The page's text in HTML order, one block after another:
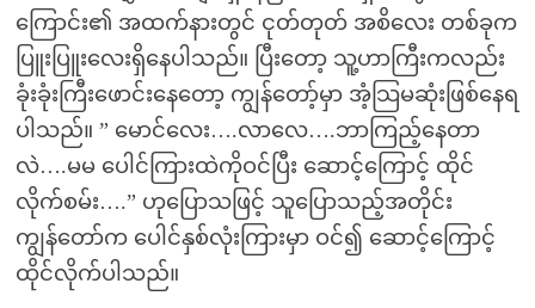
ကြောင်း၏ အထက်နားတွင် ငုတ်တုတ် အစိလေး တစ်ခုက
ပြူးပြူးလေးရှိနေပါသည်။ ပြီးတော့ သူ့ဟာကြီးကလည်း
ခုံးခုံးကြီးဖောင်းနေတော့ ကျွန်တော့်မှာ အံ့သြမဆုံးဖြစ်နေရ
ပါသည်။ ” မောင်လေး….လာလေ….ဘာကြည့်နေတာ
လဲ….မမ ပေါင်ကြားထဲကိုဝင်ပြီး ဆောင့်ကြောင့် ထိုင်
လိုက်စမ်း….” ဟုပြောသဖြင့် သူပြောသည့်အတိုင်း
ကျွန်တော်က ပေါင်နှစ်လုံးကြားမှာ ဝင်၍ ဆောင့်ကြောင့်
ထိုင်လိုက်ပါသည်။